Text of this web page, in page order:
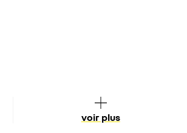
voir plus